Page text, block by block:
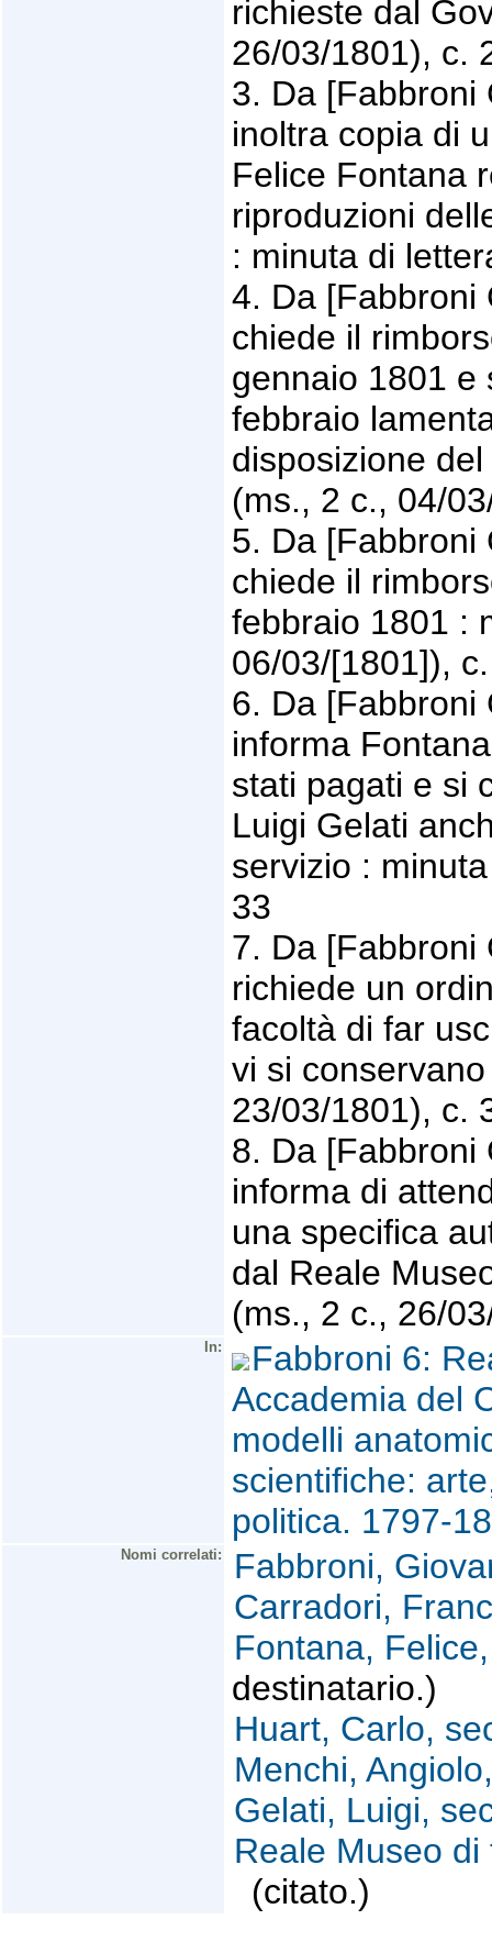
richieste dal
26/03/1801), c.
3. Da [Fabbroni
inoltra copia di
Felice Fontana
riproduzioni
: minuta di
4. Da [Fabbroni
chiede il
gennaio 1801 e
febbraio
disposizione
(ms., 2 c., 04/
5. Da [Fabbroni
chiede il
febbraio 1801 :
06/03/[1801]),
6. Da [Fabbroni
informa
stati pagati e si
Luigi Gelati
servizio :
33
7. Da [Fabbroni
richiede un
facoltà di far
vi si
23/03/1801), c.
8. Da [Fabbroni
informa di
una specifica
dal Reale
(ms., 2 c., 26/
In:
Fabbroni 6:
Accademia del
modelli
scientifiche:
politica. 1797-
Nomi correlati:
Fabbroni,
Carradori,
Fontana,
destinatario.)
Huart, Carlo,
Menchi,
Gelati, Luigi,
Reale Museo
(citato.)